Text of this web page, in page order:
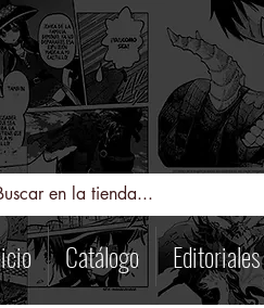
Catálogo Editoriales